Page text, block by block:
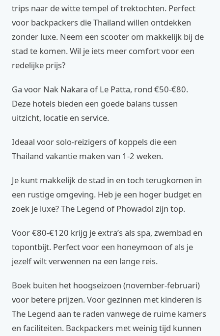
trips naar de witte tempel of trektochten. Perfect
voor backpackers die Thailand willen ontdekken
zonder luxe. Neem een scooter om makkelijk bij de
stad te komen. Wil je iets meer comfort voor een
redelijke prijs?
Ga voor Nak Nakara of Le Patta, rond €50-€80.
Deze hotels bieden een goede balans tussen
uitzicht, locatie en service.
Ideaal voor solo-reizigers of koppels die een
Thailand vakantie maken van 1-2 weken.
Je kunt makkelijk de stad in en toch terugkomen in
een rustige omgeving. Heb je een hoger budget en
zoek je luxe? The Legend of Phowadol zijn top.
Voor €80-€120 krijg je extra’s als spa, zwembad en
topontbijt. Perfect voor een honeymoon of als je
jezelf wilt verwennen na een lange reis.
Boek buiten het hoogseizoen (november-februari)
voor betere prijzen. Voor gezinnen met kinderen is
The Legend aan te raden vanwege de ruime kamers
en faciliteiten. Backpackers met weinig tijd kunnen